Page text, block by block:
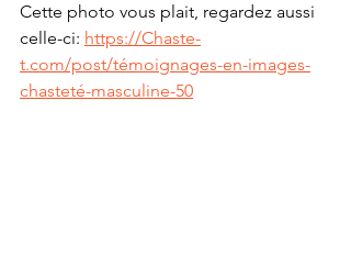
Cette photo vous plait, regardez aussi
celle-ci: https://Chaste-
t.com/post/témoignages-en-images-
chasteté-masculine-50